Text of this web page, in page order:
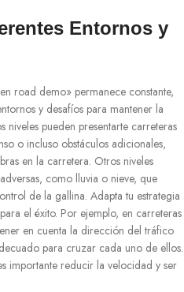
Entornos y
road demo» permanece constante,
y desafíos para mantener la
niveles pueden presentarte carreteras
o incluso obstáculos adicionales,
en la carretera. Otros niveles
como lluvia o nieve, que
de la gallina. Adapta tu estrategia
el éxito. Por ejemplo, en carreteras
en cuenta la dirección del tráfico
para cruzar cada uno de ellos.
importante reducir la velocidad y ser